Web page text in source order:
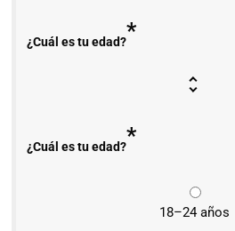
¿Cuál es tu edad?*
¿Cuál es tu edad?*
18–24 años